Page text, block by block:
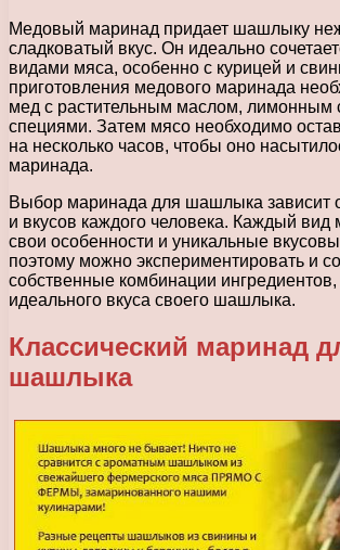
Медовый маринад придает шашлыку
сладковатый вкус. Он идеально
видами мяса, особенно с курицей и
приготовления медового маринада
мед с растительным маслом, лимонным
специями. Затем мясо необходимо
на несколько часов, чтобы оно
маринада.
Выбор маринада для шашлыка зависит
и вкусов каждого человека. Каждый вид
свои особенности и уникальные
поэтому можно экспериментировать и
собственные комбинации ингредиентов,
идеального вкуса своего шашлыка.
Классический маринад
шашлыка